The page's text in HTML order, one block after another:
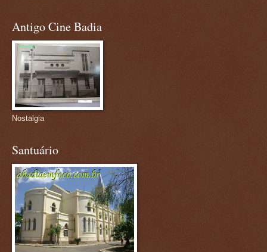
Antigo Cine Badia
Nostalgia
Santuário